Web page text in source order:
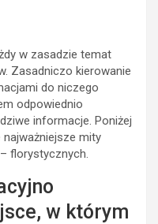
w zasadzie temat
Zasadniczo kierowanie
do niczego
odpowiednio
informacje. Poniżej
mity
florystycznych.
w którym